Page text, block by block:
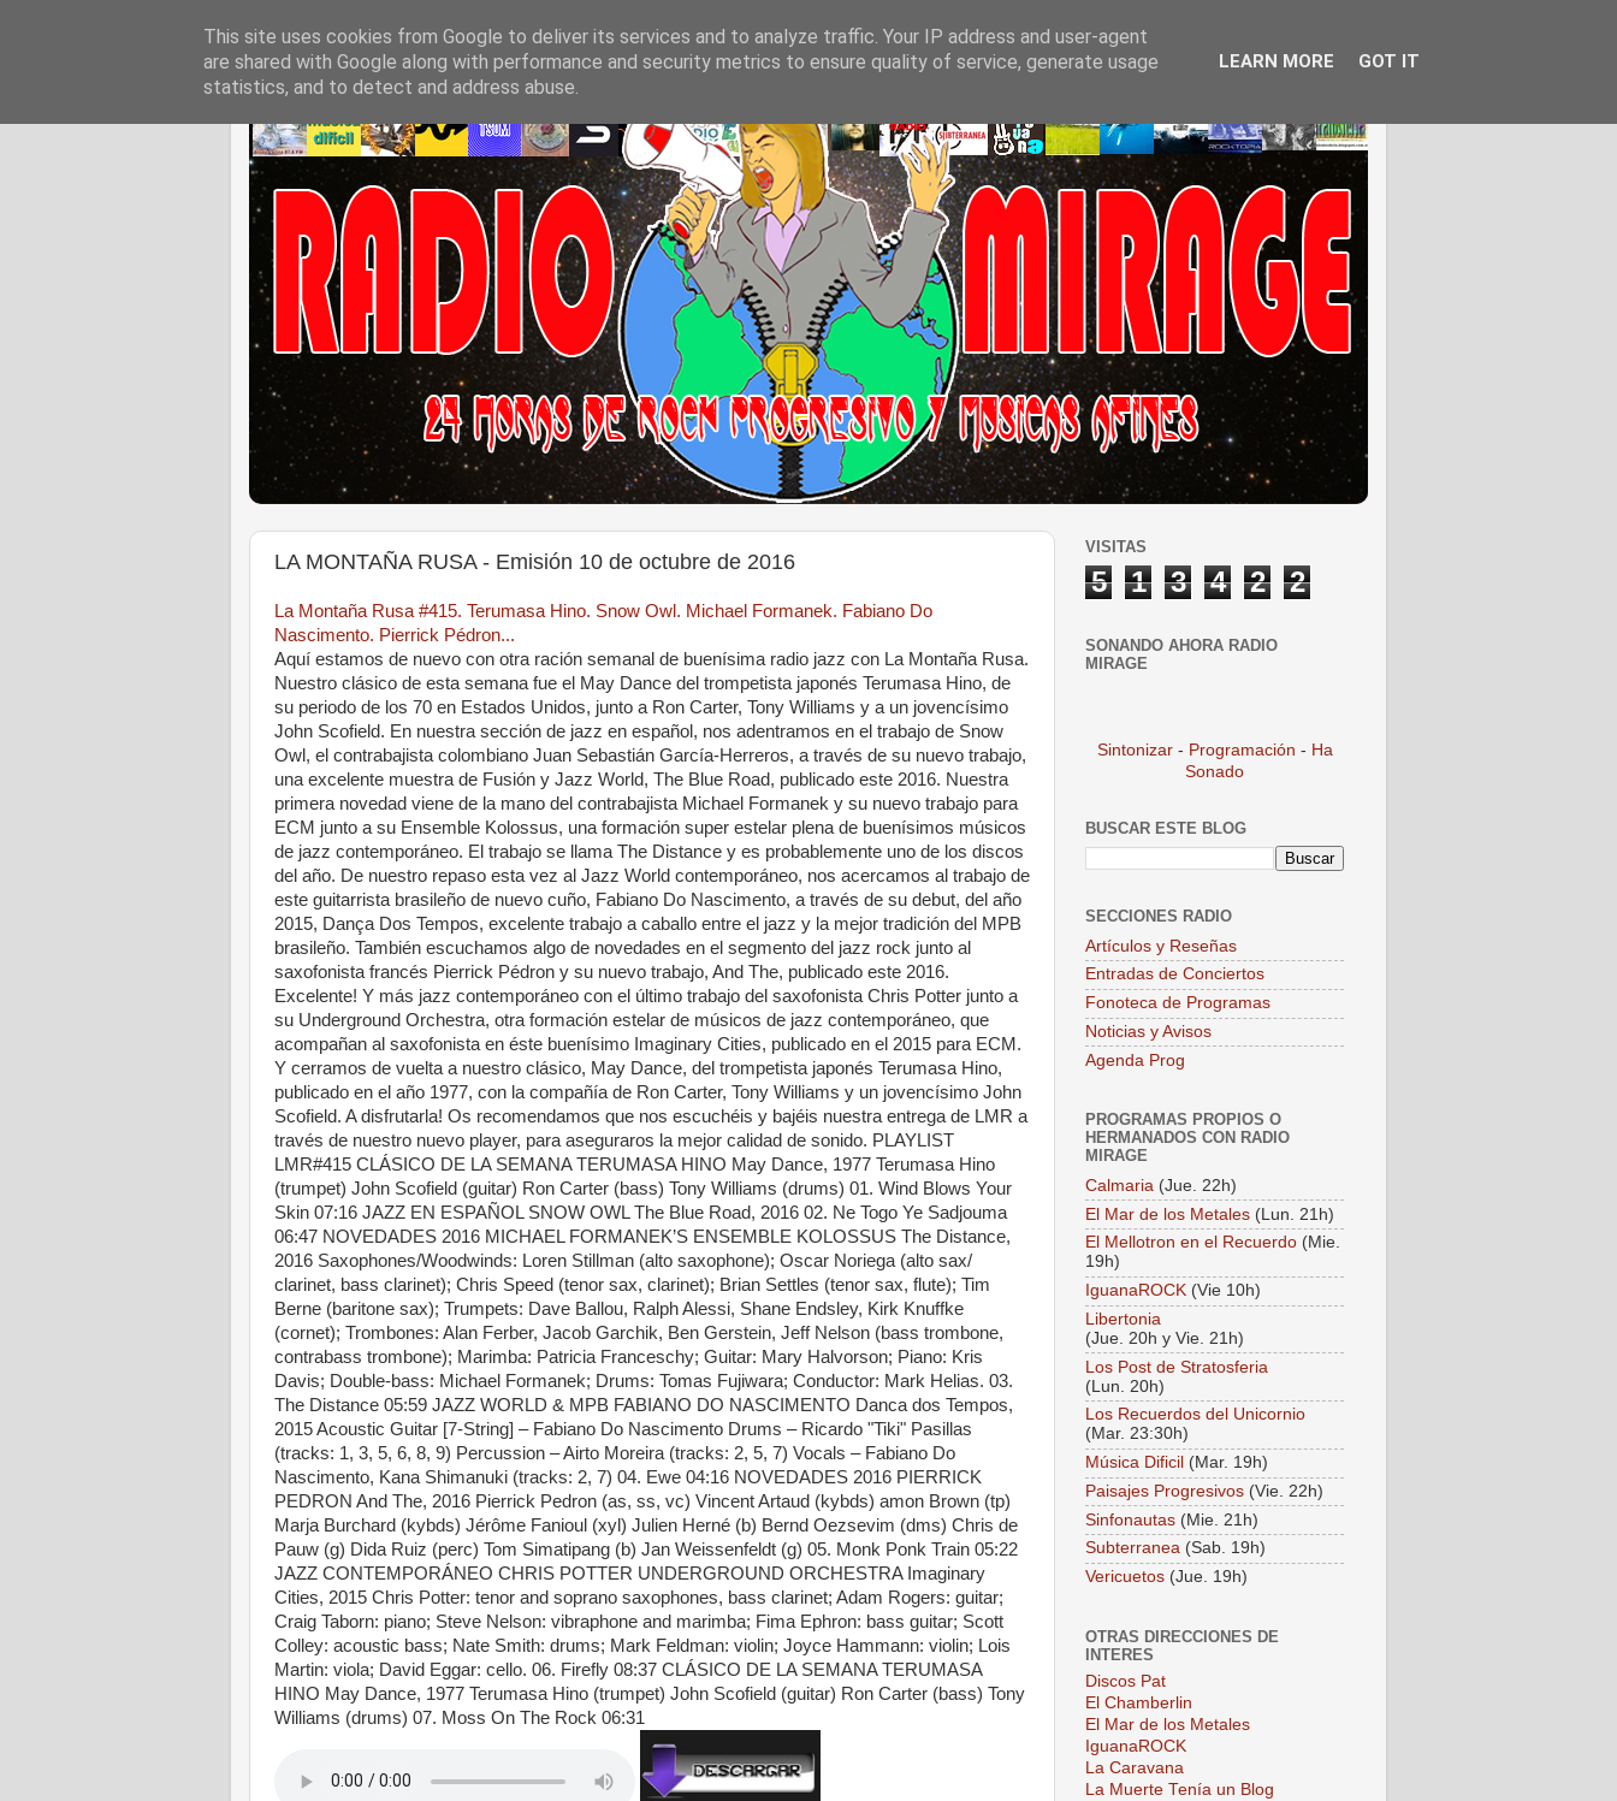
LA MONTAÑA RUSA - Emisión 10 de octubre de 2016
La Montaña Rusa #415. Terumasa Hino. Snow Owl. Michael Formanek. Fabiano Do
Nascimento. Pierrick Pédron...
Aquí estamos de nuevo con otra ración semanal de buenísima radio jazz con La Montaña Rusa.
Nuestro clásico de esta semana fue el May Dance del trompetista japonés Terumasa Hino, de
su periodo de los 70 en Estados Unidos, junto a Ron Carter, Tony Williams y a un jovencísimo
John Scofield. En nuestra sección de jazz en español, nos adentramos en el trabajo de Snow
Owl, el contrabajista colombiano Juan Sebastián García-Herreros, a través de su nuevo trabajo,
una excelente muestra de Fusión y Jazz World, The Blue Road, publicado este 2016. Nuestra
primera novedad viene de la mano del contrabajista Michael Formanek y su nuevo trabajo para
ECM junto a su Ensemble Kolossus, una formación super estelar plena de buenísimos músicos
de jazz contemporáneo. El trabajo se llama The Distance y es probablemente uno de los discos
del año. De nuestro repaso esta vez al Jazz World contemporáneo, nos acercamos al trabajo de
este guitarrista brasileño de nuevo cuño, Fabiano Do Nascimento, a través de su debut, del año
2015, Dança Dos Tempos, excelente trabajo a caballo entre el jazz y la mejor tradición del MPB
brasileño. También escuchamos algo de novedades en el segmento del jazz rock junto al
saxofonista francés Pierrick Pédron y su nuevo trabajo, And The, publicado este 2016.
Excelente! Y más jazz contemporáneo con el último trabajo del saxofonista Chris Potter junto a
su Underground Orchestra, otra formación estelar de músicos de jazz contemporáneo, que
acompañan al saxofonista en éste buenísimo Imaginary Cities, publicado en el 2015 para ECM.
Y cerramos de vuelta a nuestro clásico, May Dance, del trompetista japonés Terumasa Hino,
publicado en el año 1977, con la compañía de Ron Carter, Tony Williams y un jovencísimo John
Scofield. A disfrutarla! Os recomendamos que nos escuchéis y bajéis nuestra entrega de LMR a
través de nuestro nuevo player, para aseguraros la mejor calidad de sonido. PLAYLIST
LMR#415 CLÁSICO DE LA SEMANA TERUMASA HINO May Dance, 1977 Terumasa Hino
(trumpet) John Scofield (guitar) Ron Carter (bass) Tony Williams (drums) 01. Wind Blows Your
Skin 07:16 JAZZ EN ESPAÑOL SNOW OWL The Blue Road, 2016 02. Ne Togo Ye Sadjouma
06:47 NOVEDADES 2016 MICHAEL FORMANEK’S ENSEMBLE KOLOSSUS The Distance,
2016 Saxophones/Woodwinds: Loren Stillman (alto saxophone); Oscar Noriega (alto sax/
clarinet, bass clarinet); Chris Speed (tenor sax, clarinet); Brian Settles (tenor sax, flute); Tim
Berne (baritone sax); Trumpets: Dave Ballou, Ralph Alessi, Shane Endsley, Kirk Knuffke
(cornet); Trombones: Alan Ferber, Jacob Garchik, Ben Gerstein, Jeff Nelson (bass trombone,
contrabass trombone); Marimba: Patricia Franceschy; Guitar: Mary Halvorson; Piano: Kris
Davis; Double-bass: Michael Formanek; Drums: Tomas Fujiwara; Conductor: Mark Helias. 03.
The Distance 05:59 JAZZ WORLD & MPB FABIANO DO NASCIMENTO Danca dos Tempos,
2015 Acoustic Guitar [7-String] – Fabiano Do Nascimento Drums – Ricardo "Tiki" Pasillas
(tracks: 1, 3, 5, 6, 8, 9) Percussion – Airto Moreira (tracks: 2, 5, 7) Vocals – Fabiano Do
Nascimento, Kana Shimanuki (tracks: 2, 7) 04. Ewe 04:16 NOVEDADES 2016 PIERRICK
PEDRON And The, 2016 Pierrick Pedron (as, ss, vc) Vincent Artaud (kybds) amon Brown (tp)
Marja Burchard (kybds) Jérôme Fanioul (xyl) Julien Herné (b) Bernd Oezsevim (dms) Chris de
Pauw (g) Dida Ruiz (perc) Tom Simatipang (b) Jan Weissenfeldt (g) 05. Monk Ponk Train 05:22
JAZZ CONTEMPORÁNEO CHRIS POTTER UNDERGROUND ORCHESTRA Imaginary
Cities, 2015 Chris Potter: tenor and soprano saxophones, bass clarinet; Adam Rogers: guitar;
Craig Taborn: piano; Steve Nelson: vibraphone and marimba; Fima Ephron: bass guitar; Scott
Colley: acoustic bass; Nate Smith: drums; Mark Feldman: violin; Joyce Hammann: violin; Lois
Martin: viola; David Eggar: cello. 06. Firefly 08:37 CLÁSICO DE LA SEMANA TERUMASA
HINO May Dance, 1977 Terumasa Hino (trumpet) John Scofield (guitar) Ron Carter (bass) Tony
Williams (drums) 07. Moss On The Rock 06:31
VISITAS
5 1 3 4 2 2
SONANDO AHORA RADIO
MIRAGE
Sintonizar - Programación - Ha
Sonado
BUSCAR ESTE BLOG
SECCIONES RADIO
Artículos y Reseñas
Entradas de Conciertos
Fonoteca de Programas
Noticias y Avisos
Agenda Prog
PROGRAMAS PROPIOS O
HERMANADOS CON RADIO
MIRAGE
Calmaria (Jue. 22h)
El Mar de los Metales (Lun. 21h)
El Mellotron en el Recuerdo (Mie.
19h)
IguanaROCK (Vie 10h)
Libertonia
(Jue. 20h y Vie. 21h)
Los Post de Stratosferia
(Lun. 20h)
Los Recuerdos del Unicornio
(Mar. 23:30h)
Música Dificil (Mar. 19h)
Paisajes Progresivos (Vie. 22h)
Sinfonautas (Mie. 21h)
Subterranea (Sab. 19h)
Vericuetos (Jue. 19h)
OTRAS DIRECCIONES DE
INTERES
Discos Pat
El Chamberlin
El Mar de los Metales
IguanaROCK
La Caravana
La Muerte Tenía un Blog
This site uses cookies from Google to deliver its services and to analyze traffic. Your IP address and user-agent
are shared with Google along with performance and security metrics to ensure quality of service, generate usage
statistics, and to detect and address abuse.
LEARN MORE GOT IT